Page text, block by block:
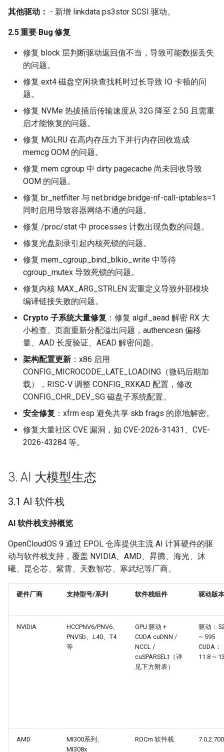
其他驱动： - 新增 linkdata ps3stor SCSI 驱动。
2.5 重要 Bug 修复
修复 block 层判断驱动返回值不当，导致可能数据丢失
的问题。
修复 ext4 磁盘空闲块查找耗时过长导致 IO 卡顿的问
题。
修复 NVMe 热拔插后传输速度从 32G 降至 2.5G 且需重
启才能恢复的问题。
修复 MGLRU 在高内存压力下并行内存回收造成
memcg OOM 的问题。
修复 mem cgroup 中 dirty pagecache 尚未回收导致
OOM 的问题。
修复 br_netfilter 与 net.bridge.bridge-nf-call-iptables=1
同时启用导致容器网络不通的问题。
修复 /proc/stat 中 processes 计数出现负数的问题。
修复光盘刻录引起内核死锁的问题。
修复 mem_cgroup_bind_blkio_write 中等待
cgroup_mutex 导致死锁的问题。
修复内核 MAX_ARG_STRLEN 宏重定义导致外部模块
编译链接失败的问题。
Crypto 子系统大量修复 ：修复 algif_aead 解密 RX 大
小检查、页面重新分配溢出问题，authencesn 偏移
量、AAD 长度验证、AEAD 解密问题。
架构配置更新 ：x86 启用
CONFIG_MICROCODE_LATE_LOADING（微码后期加
载），RISC-V 调整 CONFIG_RXKAD 配置，修改
CONFIG_CHR_DEV_SG 磁盘子系统配置。
安全修复 ：xfrm esp 避免共享 skb frags 的原地解密。
修复大量社区 CVE 漏洞，如 CVE-2026-31431、CVE-
2026-43284 等。
3. AI 大模型生态
3.1 AI 软件栈
AI 软件栈支持概览
OpenCloudOS 9 通过 EPOL 仓库提供主流 AI 计算硬件的驱
动与软件栈支持，覆盖 NVIDIA、AMD、昇腾、海光、沐
曦、昆仑芯、紫霄、天数智芯、寒武纪等厂商。
硬件厂商 支持型号/系列 软件栈组件 驱动版本
NVIDIA
HCCPNV6/PNV6、
PNV5b、L40、T4
等
GPU 驱动 +
CUDA cuDNN /
NCCL /
cuSPARSELt（详
见下方附表）
驱动：
~ 595
CUDA：
11.8 ~
AMD
MI300系列、
MI308x
ROCm 软件栈